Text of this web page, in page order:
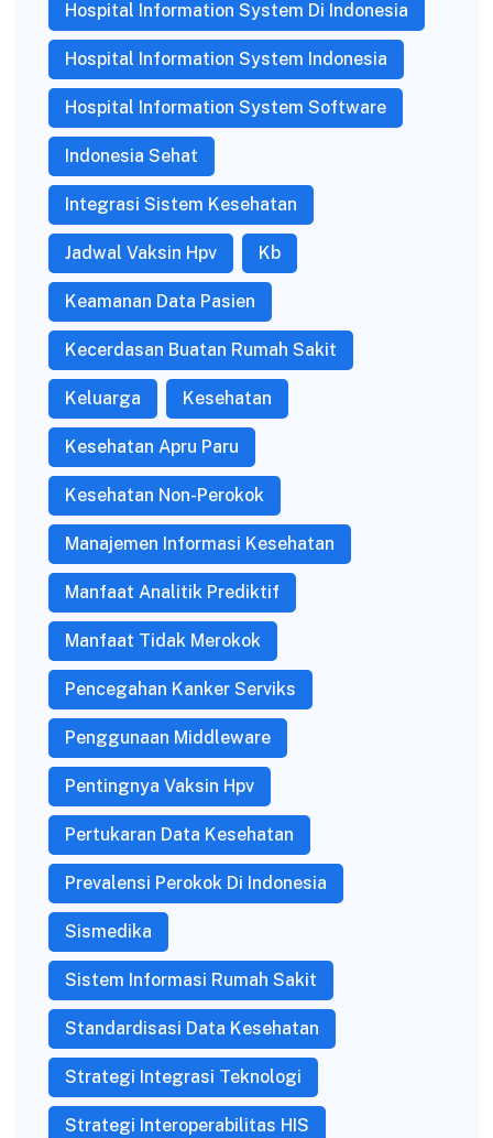
Hospital Information System Di Indonesia
Hospital Information System Indonesia
Hospital Information System Software
Indonesia Sehat
Integrasi Sistem Kesehatan
Jadwal Vaksin Hpv Kb
Keamanan Data Pasien
Kecerdasan Buatan Rumah Sakit
Keluarga Kesehatan
Kesehatan Apru Paru
Kesehatan Non-Perokok
Manajemen Informasi Kesehatan
Manfaat Analitik Prediktif
Manfaat Tidak Merokok
Pencegahan Kanker Serviks
Penggunaan Middleware
Pentingnya Vaksin Hpv
Pertukaran Data Kesehatan
Prevalensi Perokok Di Indonesia
Sismedika
Sistem Informasi Rumah Sakit
Standardisasi Data Kesehatan
Strategi Integrasi Teknologi
Strategi Interoperabilitas HIS